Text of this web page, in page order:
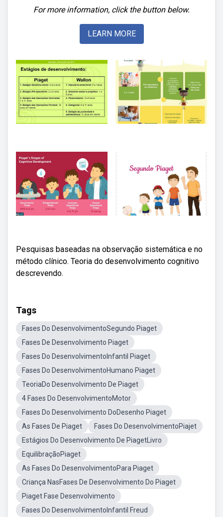
For more information, click the button below.
LEARN MORE
Pesquisas baseadas na observação sistemática e no
método clínico. Teoria do desenvolvimento cognitivo
descrevendo.
Tags
Fases Do DesenvolvimentoSegundo Piaget
Fases De Desenvolvimento Piaget
Fases Do DesenvolvimentoInfantil Piaget
Fases Do DesenvolvimentoHumano Piaget
TeoriaDo Desenvolvimento De Piaget
4 Fases Do DesenvolvimentoMotor
Fases Do Desenvolvimento DoDesenho Piaget
As Fases De Piaget
Fases Do DesenvolvimentoPiajet
Estágios Do Desenvolvimento De PiagetLivro
EquilibraçãoPiaget
As Fases Do DesenvolvimentoPara Piaget
Criança NasFases De Desenvolvimento Do Piaget
Piaget Fase Desenvolvimento
Fases Do DesenvolvimentoInfantil Freud